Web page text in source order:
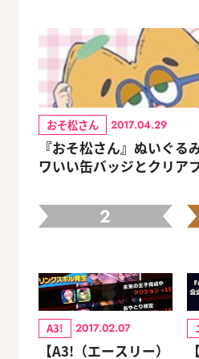
おそ松さん 2017.04.29
『おそ松さん』ぬいぐる
ワいい缶バッジとクリア
2
A3! 2017.02.07
【A3!（エースリー）